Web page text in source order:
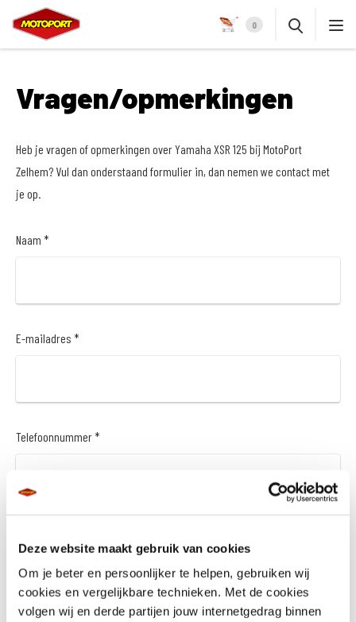
Deze website maakt gebruik van cookies
Om je beter en persoonlijker te helpen, gebruiken wij
cookies en vergelijkbare technieken. Met de cookies
volgen wij en derde partijen jouw internetgedrag binnen
0
Vragen/opmerkingen
Heb je vragen of opmerkingen over Yamaha XSR 125 bij MotoPort
Zelhem? Vul dan onderstaand formulier in, dan nemen we contact met
je op.
Naam *
E-mailadres *
Telefoonnummer *